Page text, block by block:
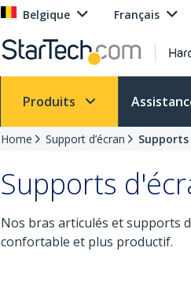
Belgique Français
Produits
Home Support d’écran
Supports
Nos bras articulés et supports
confortable et plus productif.